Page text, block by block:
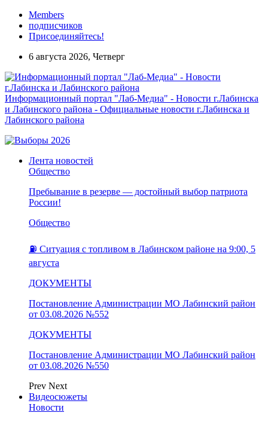
Members
подписчиков
Присоединяйтесь!
6 августа 2026, Четверг
Информационный портал "Лаб-Медиа" - Новости г.Лабинска
и Лабинского района - Официальные новости г.Лабинска и
Лабинского района
Лента новостей
Общество
Пребывание в резерве — достойный выбор патриота
России!
Общество
⛽️ Ситуация с топливом в Лабинском районе на 9:00, 5
августа
ДОКУМЕНТЫ
Постановление Администрации МО Лабинский район
от 03.08.2026 №552
ДОКУМЕНТЫ
Постановление Администрации МО Лабинский район
от 03.08.2026 №550
Prev Next
Видеосюжеты
Новости